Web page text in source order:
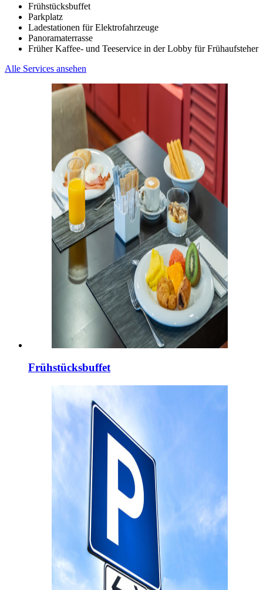
Frühstücksbuffet
Parkplatz
Ladestationen für Elektrofahrzeuge
Panoramaterrasse
Früher Kaffee- und Teeservice in der Lobby für Frühaufsteher
Alle Services ansehen
Frühstücksbuffet